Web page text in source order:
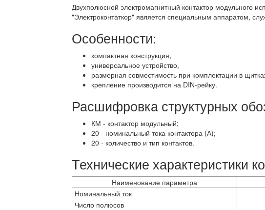
Двухполюсной электромагнитный контактор модульного
"Электроконтаткор" является специальным аппаратом,
Особенности:
компактная конструкция,
универсальное устройство,
размерная совместимость при комплектации в
крепление производится на DIN-рейку.
Расшифровка структурных
КМ - контактор модульный;
20 - номинальный тока контактора (А);
20 - количество и тип контактов.
Технические характеристики
Наименование параметра
Номинальный ток
Число полюсов